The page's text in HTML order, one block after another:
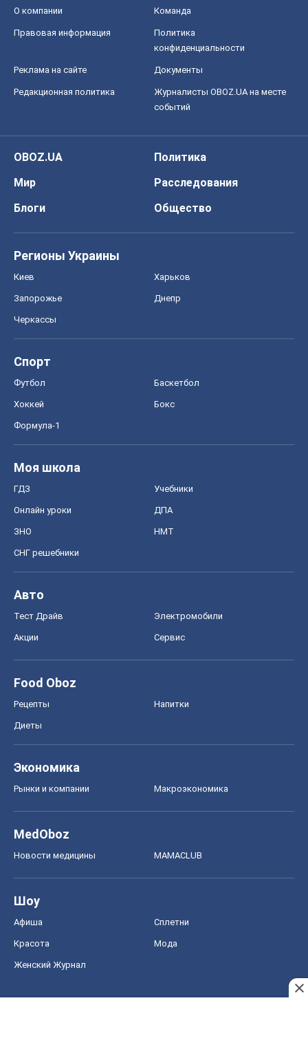
О компании Команда
Правовая информация
Политика
конфиденциальности
Реклама на сайте Документы
Редакционная политика
Журналисты OBOZ.UA на месте
событий
OBOZ.UA
Политика
Мир
Расследования
Блоги
Общество
Регионы Украины
Киев Харьков
Запорожье Днепр
Черкассы
Спорт
Футбол Баскетбол
Хоккей Бокс
Формула-1
Моя школа
ГДЗ Учебники
Онлайн уроки ДПА
ЗНО НМТ
СНГ решебники
Авто
Тест Драйв Электромобили
Акции Сервис
Food Oboz
Рецепты Напитки
Диеты
Экономика
Рынки и компании Mакроэкономика
MedOboz
Новости медицины MAMACLUB
Шоу
Афиша Сплетни
Красота Мода
Женский Журнал